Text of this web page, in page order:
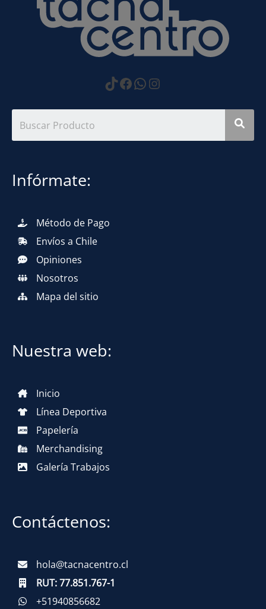
https://
Facebook
WhatsApp
Instagram
Infórmate:
Método de Pago
Envíos a Chile
Opiniones
Nosotros
Mapa del sitio
Nuestra web:
Inicio
Línea Deportiva
Papelería
Merchandising
Galería Trabajos
Contáctenos:
hola@tacnacentro.cl
RUT:77.851.767-1
+51940856682